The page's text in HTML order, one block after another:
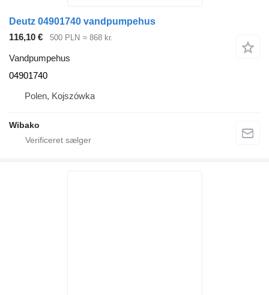
Deutz 04901740 vandpumpehus
116,10 €
500 PLN ≈ 868 kr.
Vandpumpehus
04901740
Polen, Kojszówka
Wibako